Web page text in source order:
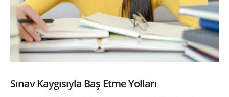
Sınav Kaygısıyla Baş Etme Yolları